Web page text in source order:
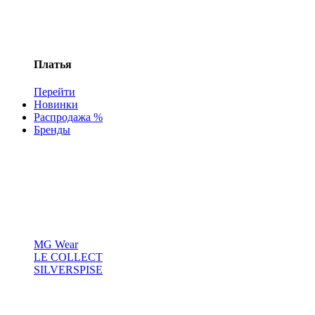
Платья
Перейти
Новинки
Распродажа %
Бренды
MG Wear
LE COLLECT
SILVERSPISE